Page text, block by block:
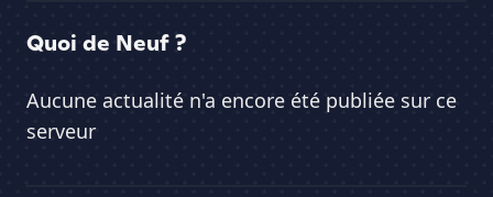
Quoi de Neuf ?
Aucune actualité n'a encore été publiée sur ce
serveur